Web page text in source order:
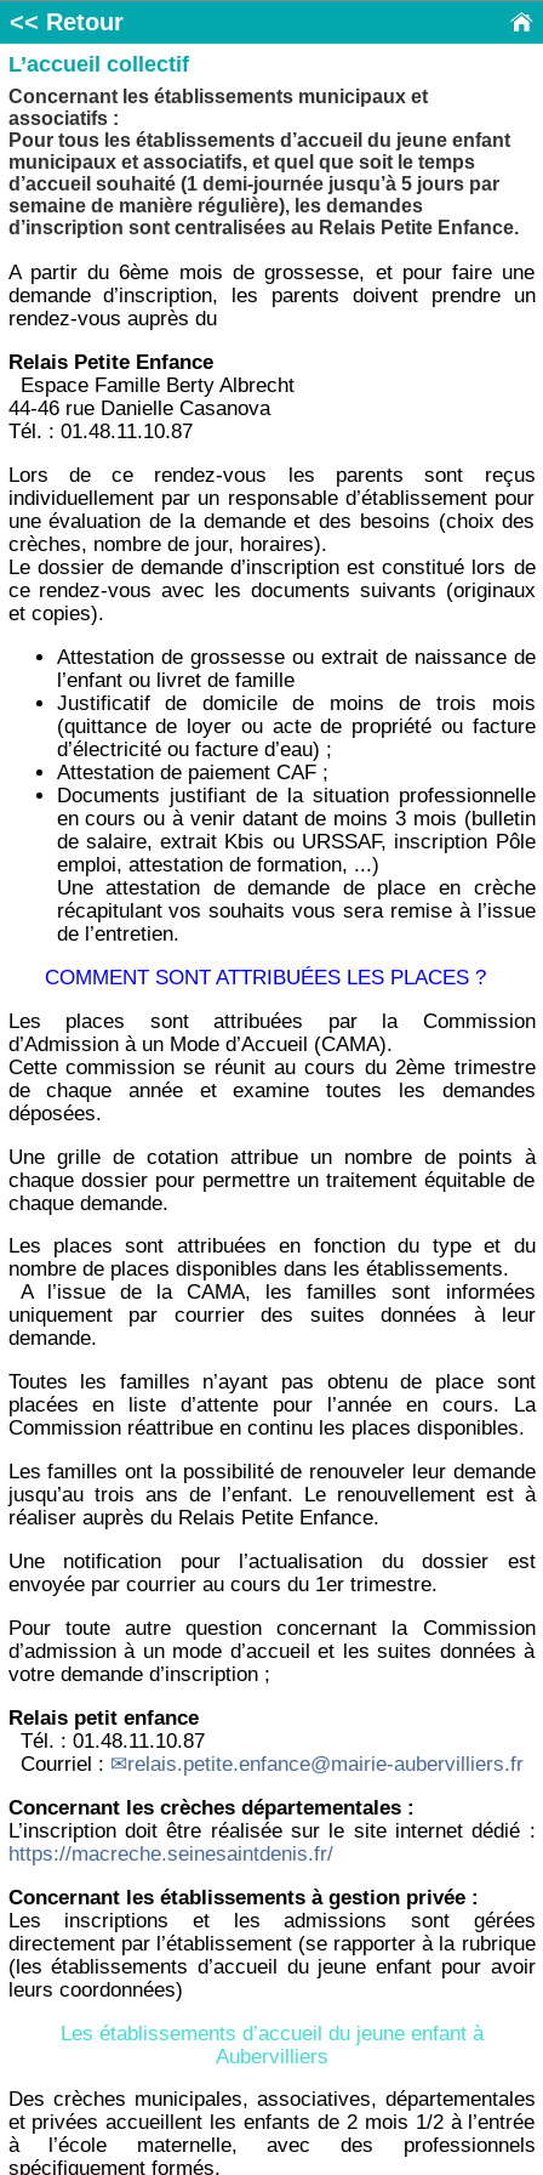
<< Retour
L’accueil collectif
Concernant les établissements municipaux et
associatifs :
Pour tous les établissements d’accueil du jeune enfant
municipaux et associatifs, et quel que soit le temps
d’accueil souhaité (1 demi-journée jusqu’à 5 jours par
semaine de manière régulière), les demandes
d’inscription sont centralisées au Relais Petite Enfance.
A partir du 6ème mois de grossesse, et pour faire une
demande d’inscription, les parents doivent prendre un
rendez-vous auprès du
Relais Petite Enfance
Espace Famille Berty Albrecht
44-46 rue Danielle Casanova
Tél. : 01.48.11.10.87
Lors de ce rendez-vous les parents sont reçus
individuellement par un responsable d’établissement pour
une évaluation de la demande et des besoins (choix des
crèches, nombre de jour, horaires).
Le dossier de demande d’inscription est constitué lors de
ce rendez-vous avec les documents suivants (originaux
et copies).
Attestation de grossesse ou extrait de naissance de
l’enfant ou livret de famille
Justificatif de domicile de moins de trois mois
(quittance de loyer ou acte de propriété ou facture
d’électricité ou facture d’eau) ;
Attestation de paiement CAF ;
Documents justifiant de la situation professionnelle
en cours ou à venir datant de moins 3 mois (bulletin
de salaire, extrait Kbis ou URSSAF, inscription Pôle
emploi, attestation de formation, ...)
Une attestation de demande de place en crèche
récapitulant vos souhaits vous sera remise à l’issue
de l’entretien.
COMMENT SONT ATTRIBUÉES LES PLACES ?
Les places sont attribuées par la Commission
d’Admission à un Mode d’Accueil (CAMA).
Cette commission se réunit au cours du 2ème trimestre
de chaque année et examine toutes les demandes
déposées.
Une grille de cotation attribue un nombre de points à
chaque dossier pour permettre un traitement équitable de
chaque demande.
Les places sont attribuées en fonction du type et du
nombre de places disponibles dans les établissements.
A l’issue de la CAMA, les familles sont informées
uniquement par courrier des suites données à leur
demande.
Toutes les familles n’ayant pas obtenu de place sont
placées en liste d’attente pour l’année en cours. La
Commission réattribue en continu les places disponibles.
Les familles ont la possibilité de renouveler leur demande
jusqu’au trois ans de l’enfant. Le renouvellement est à
réaliser auprès du Relais Petite Enfance.
Une notification pour l’actualisation du dossier est
envoyée par courrier au cours du 1er trimestre.
Pour toute autre question concernant la Commission
d’admission à un mode d’accueil et les suites données à
votre demande d’inscription ;
Relais petit enfance
Tél. : 01.48.11.10.87
Courriel :
relais.petite.enfance@mairie-aubervilliers.fr
Concernant les crèches départementales :
L’inscription doit être réalisée sur le site internet dédié :
https://macreche.seinesaintdenis.fr/
Concernant les établissements à gestion privée :
Les inscriptions et les admissions sont gérées
directement par l’établissement (se rapporter à la rubrique
(les établissements d’accueil du jeune enfant pour avoir
leurs coordonnées)
Les établissements d’accueil du jeune enfant à
Aubervilliers
Des crèches municipales, associatives, départementales
et privées accueillent les enfants de 2 mois 1/2 à l’entrée
à l’école maternelle, avec des professionnels
spécifiquement formés.